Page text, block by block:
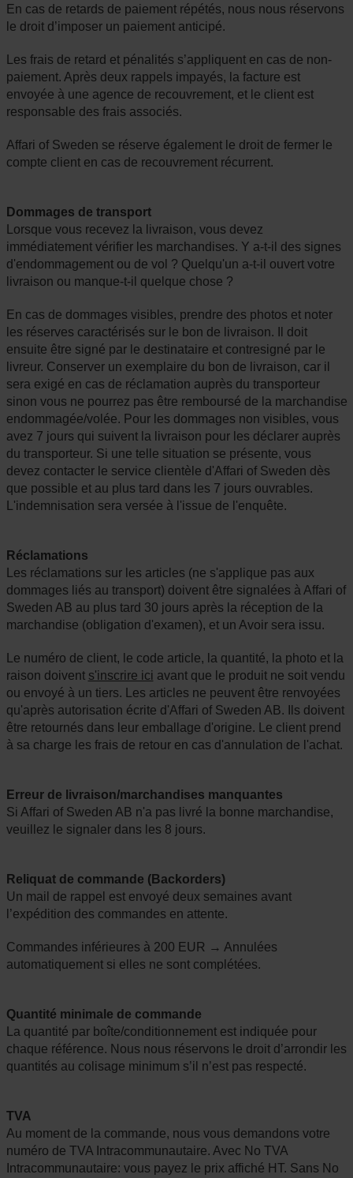
En cas de retards de paiement répétés, nous nous réservons
le droit d’imposer un paiement anticipé.
Les frais de retard et pénalités s’appliquent en cas de non-
paiement. Après deux rappels impayés, la facture est
envoyée à une agence de recouvrement, et le client est
responsable des frais associés.
Affari of Sweden se réserve également le droit de fermer le
compte client en cas de recouvrement récurrent.
Dommages de transport
Lorsque vous recevez la livraison, vous devez
immédiatement vérifier les marchandises. Y a-t-il des signes
d'endommagement ou de vol ? Quelqu'un a-t-il ouvert votre
livraison ou manque-t-il quelque chose ?
En cas de dommages visibles, prendre des photos et noter
les réserves caractérisés sur le bon de livraison. Il doit
ensuite être signé par le destinataire et contresigné par le
livreur. Conserver un exemplaire du bon de livraison, car il
sera exigé en cas de réclamation auprès du transporteur
sinon vous ne pourrez pas être remboursé de la marchandise
endommagée/volée. Pour les dommages non visibles, vous
avez 7 jours qui suivent la livraison pour les déclarer auprès
du transporteur. Si une telle situation se présente, vous
devez contacter le service clientèle d'Affari of Sweden dès
que possible et au plus tard dans les 7 jours ouvrables.
L'indemnisation sera versée à l'issue de l'enquête.
Réclamations
Les réclamations sur les articles (ne s'applique pas aux
dommages liés au transport) doivent être signalées à Affari of
Sweden AB au plus tard 30 jours après la réception de la
marchandise (obligation d'examen), et un Avoir sera issu.
Le numéro de client, le code article, la quantité, la photo et la
raison doivent s'inscrire ici avant que le produit ne soit vendu
ou envoyé à un tiers. Les articles ne peuvent être renvoyées
qu'après autorisation écrite d'Affari of Sweden AB. Ils doivent
être retournés dans leur emballage d'origine. Le client prend
à sa charge les frais de retour en cas d'annulation de l'achat.
Erreur de livraison/marchandises manquantes
Si Affari of Sweden AB n'a pas livré la bonne marchandise,
veuillez le signaler dans les 8 jours.
Reliquat de commande (Backorders)
Un mail de rappel est envoyé deux semaines avant
l’expédition des commandes en attente.
Commandes inférieures à 200 EUR → Annulées
automatiquement si elles ne sont complétées.
Quantité minimale de commande
La quantité par boîte/conditionnement est indiquée pour
chaque référence. Nous nous réservons le droit d’arrondir les
quantités au colisage minimum s’il n’est pas respecté.
TVA
Au moment de la commande, nous vous demandons votre
numéro de TVA Intracommunautaire. Avec No TVA
Intracommunautaire: vous payez le prix affiché HT. Sans No